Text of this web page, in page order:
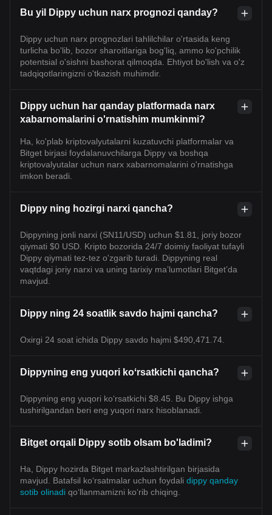
Bu yil Dippy uchun narx prognozi qanday?
Dippy uchun narx prognozlari tahlilchilar o'rtasida keng
turlicha bo'lib, bozor sharoitlariga bog'liq, ammo ko'pchilik
potentsial o'sishni bashorat qilmoqda. Ehtiyot bo'lish va o'z
tadqiqotlaringizni o'tkazish muhimdir.
Dippy uchun har qanday platformada narx
xabarnomalarini o'rnatishim mumkinmi?
Ha, ko'plab kriptovalyutalarni kuzatuvchi platformalar va
Bitget birjasi foydalanuvchilarga Dippy va boshqa
kriptovalyutalar uchun narx xabarnomalarini o'rnatishga
imkon beradi.
Dippy ning hozirgi narxi qancha?
Dippyning jonli narxi (SN11/USD) uchun $1.81, joriy bozor
qiymati $0 USD. Kripto bozorida 24/7 doimiy faoliyat tufayli
Dippy qiymati tez-tez o'zgarib turadi. Dippyning real
vaqtdagi joriy narxi va uning tarixiy maʼlumotlari Bitget’da
mavjud.
Dippy ning 24 soatlik savdo hajmi qancha?
Oxirgi 24 soat ichida Dippy savdo hajmi $490,471.74.
Dippyning eng yuqori koʻrsatkichi qancha?
Dippyning eng yuqori ko‘rsatkichi $8.45. Bu Dippy ishga
tushirilgandan beri eng yuqori narx hisoblanadi.
Bitget orqali Dippy sotib olsam bo'ladimi?
Ha, Dippy hozirda Bitget markazlashtirilgan birjasida
mavjud. Batafsil koʻrsatmalar uchun foydali dippy qanday
sotib olinadi qoʻllanmamizni koʻrib chiqing.